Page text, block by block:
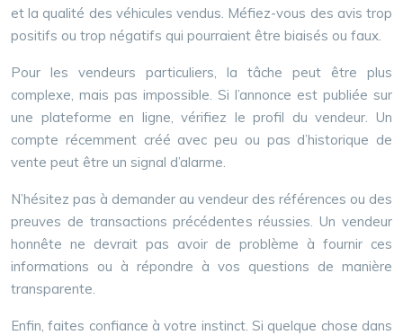
et la qualité des véhicules vendus. Méfiez-vous des avis trop
positifs ou trop négatifs qui pourraient être biaisés ou faux.
Pour les vendeurs particuliers, la tâche peut être plus
complexe, mais pas impossible. Si l’annonce est publiée sur
une plateforme en ligne, vérifiez le profil du vendeur. Un
compte récemment créé avec peu ou pas d’historique de
vente peut être un signal d’alarme.
N’hésitez pas à demander au vendeur des références ou des
preuves de transactions précédentes réussies. Un vendeur
honnête ne devrait pas avoir de problème à fournir ces
informations ou à répondre à vos questions de manière
transparente.
Enfin, faites confiance à votre instinct. Si quelque chose dans